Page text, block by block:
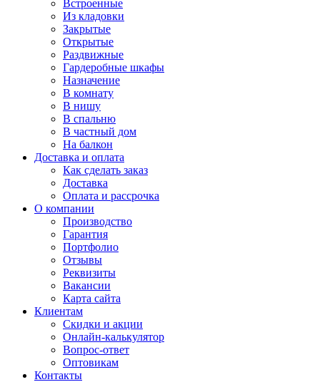
Встроенные
Из кладовки
Закрытые
Открытые
Раздвижные
Гардеробные шкафы
Назначение
В комнату
В нишу
В спальню
В частный дом
На балкон
Доставка и оплата
Как сделать заказ
Доставка
Оплата и рассрочка
О компании
Производство
Гарантия
Портфолио
Отзывы
Реквизиты
Вакансии
Карта сайта
Клиентам
Скидки и акции
Онлайн-калькулятор
Вопрос-ответ
Оптовикам
Контакты